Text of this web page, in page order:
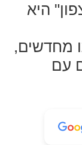
היא
שאנו מחדשים,
עם